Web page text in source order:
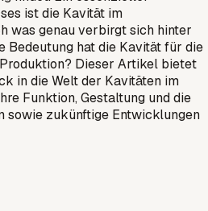
ist die Kavität im
was genau verbirgt sich hinter
Bedeutung hat die Kavität für die
Dieser Artikel bietet
in die Welt der Kavitäten im
Funktion, Gestaltung und die
sowie zukünftige Entwicklungen